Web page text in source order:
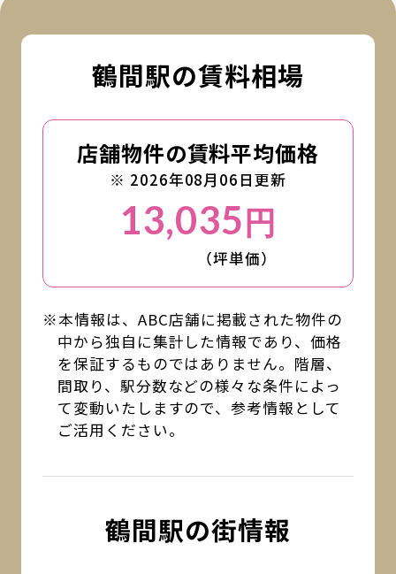
鶴間駅の賃料相場
店舗物件の賃料平均価格
※ 2026年08月06日更新
13,035円
（坪単価）
※本情報は、ABC店舗に掲載された物件の
中から独自に集計した情報であり、価格
を保証するものではありません。階層、
間取り、駅分数などの様々な条件によっ
て変動いたしますので、参考情報として
ご活用ください。
鶴間駅の街情報